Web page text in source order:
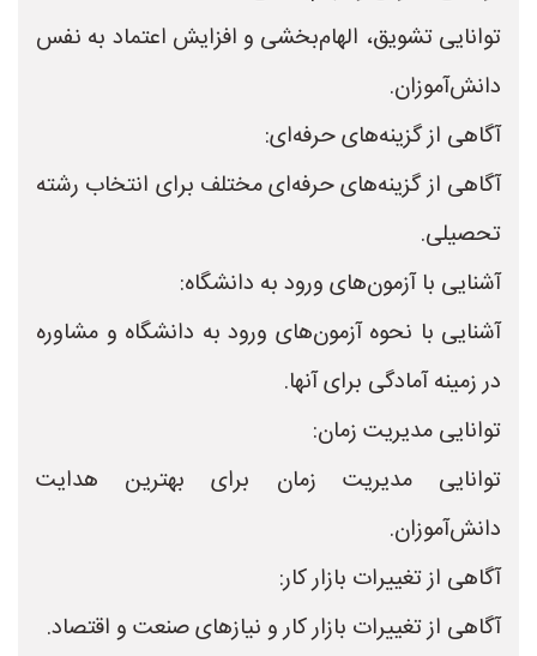
توانایی تشویق، الهام‌بخشی و افزایش اعتماد به نفس
دانش‌آموزان.
آگاهی از گزینه‌های حرفه‌ای:
آگاهی از گزینه‌های حرفه‌ای مختلف برای انتخاب رشته
تحصیلی.
آشنایی با آزمون‌های ورود به دانشگاه:
آشنایی با نحوه آزمون‌های ورود به دانشگاه و مشاوره
در زمینه آمادگی برای آنها.
توانایی مدیریت زمان:
توانایی مدیریت زمان برای بهترین هدایت
دانش‌آموزان.
آگاهی از تغییرات بازار کار:
آگاهی از تغییرات بازار کار و نیازهای صنعت و اقتصاد.